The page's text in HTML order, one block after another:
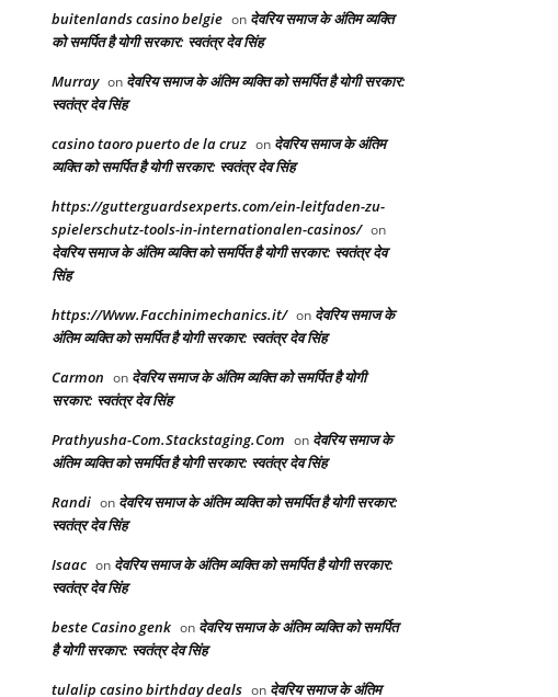
buitenlands casino belgie on देवरिय समाज के अंतिम व्यक्ति
को समर्पित है योगी सरकार: स्वतंत्र देव सिंह
Murray on देवरिय समाज के अंतिम व्यक्ति को समर्पित है योगी सरकार:
स्वतंत्र देव सिंह
casino taoro puerto de la cruz on देवरिय समाज के अंतिम
व्यक्ति को समर्पित है योगी सरकार: स्वतंत्र देव सिंह
https://gutterguardsexperts.com/ein-leitfaden-zu-
spielerschutz-tools-in-internationalen-casinos/ on
देवरिय समाज के अंतिम व्यक्ति को समर्पित है योगी सरकार: स्वतंत्र देव
सिंह
https://Www.Facchinimechanics.it/ on देवरिय समाज के
अंतिम व्यक्ति को समर्पित है योगी सरकार: स्वतंत्र देव सिंह
Carmon on देवरिय समाज के अंतिम व्यक्ति को समर्पित है योगी
सरकार: स्वतंत्र देव सिंह
Prathyusha-Com.Stackstaging.Com on देवरिय समाज के
अंतिम व्यक्ति को समर्पित है योगी सरकार: स्वतंत्र देव सिंह
Randi on देवरिय समाज के अंतिम व्यक्ति को समर्पित है योगी सरकार:
स्वतंत्र देव सिंह
Isaac on देवरिय समाज के अंतिम व्यक्ति को समर्पित है योगी सरकार:
स्वतंत्र देव सिंह
beste Casino genk on देवरिय समाज के अंतिम व्यक्ति को समर्पित
है योगी सरकार: स्वतंत्र देव सिंह
tulalip casino birthday deals on देवरिय समाज के अंतिम